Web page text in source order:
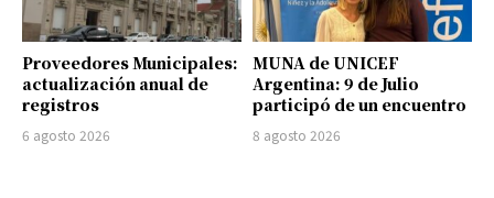
Proveedores Municipales:
actualización anual de
registros
6 agosto 2026
MUNA de UNICEF
Argentina: 9 de Julio
participó de un encuentro
8 agosto 2026